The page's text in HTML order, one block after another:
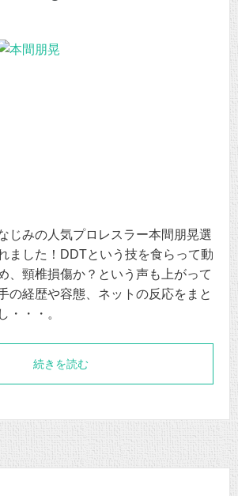
じみの人気プロレスラー本間朋晃選
ました！DDTという技を食らって動
、頸椎損傷か？という声も上がって
の経歴や容態、ネットの反応をまと
・・・。
続きを読む